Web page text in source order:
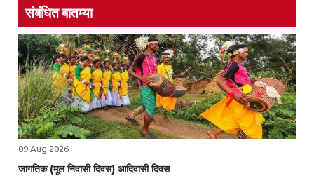
संबंधित बातम्या
09 Aug 2026
जागतिक (मूल निवासी दिवस) आदिवासी दिवस